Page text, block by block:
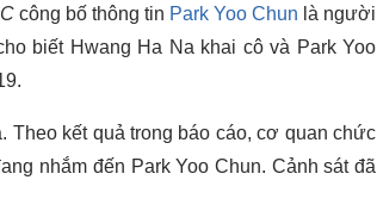
công bố thông tin Park Yoo Chun là người
biết Hwang Ha Na khai cô và Park Yoo
Theo kết quả trong báo cáo, cơ quan chức
nhắm đến Park Yoo Chun. Cảnh sát đã